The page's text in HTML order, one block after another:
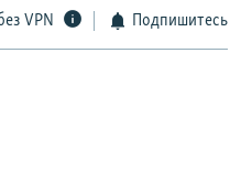
VPN Подпишитесь